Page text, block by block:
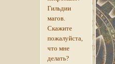
Гильдии
магов.
Скажите
пожалуйста,
что мне
делать?